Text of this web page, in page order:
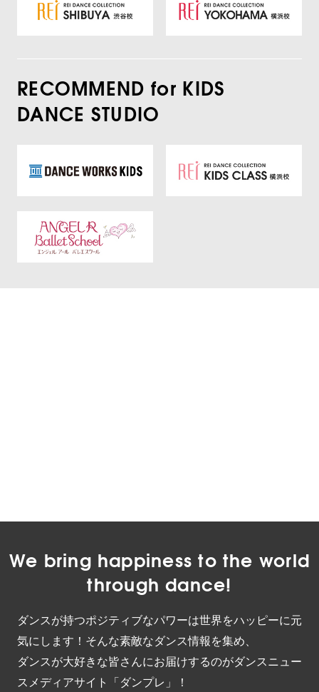
RECOMMEND for KIDS
DANCE STUDIO
We bring happiness to the world
through dance!
ダンスが持つポジティブなパワーは世界をハッピーに元
気にします！そんな素敵なダンス情報を集め、
ダンスが大好きな皆さんにお届けするのがダンスニュー
スメディアサイト「ダンプレ」！